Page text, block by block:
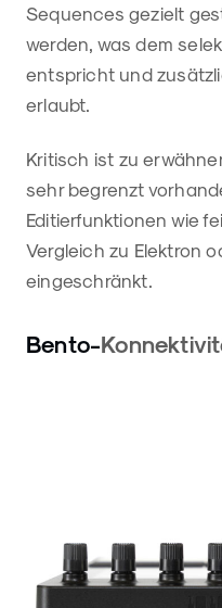
Sequences gezielt
werden, was dem
entspricht und
erlaubt.
Kritisch ist zu
sehr begrenzt
Editierfunktionen wie
Vergleich zu Elektron
eingeschränkt.
Bento-